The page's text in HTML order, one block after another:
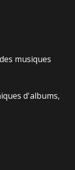
musiques
d'albums,